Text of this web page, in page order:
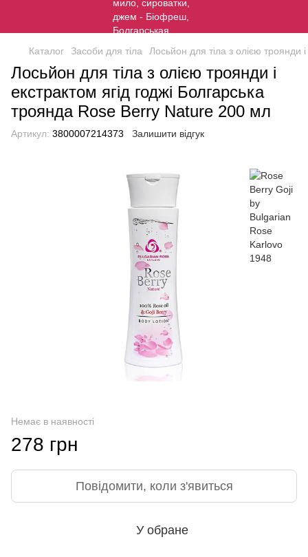
Каталог Засоби для тіла Лосьйон для тіла з олією троянди
Лосьйон для тіла з олією троянди і
екстрактом ягід годжі Болгарська
троянда Rose Berry Nature 200 мл
Артикул: 3800007214373 Залишити відгук
Немає в наявності
278 грн
Повідомити, коли з'явиться
У обране